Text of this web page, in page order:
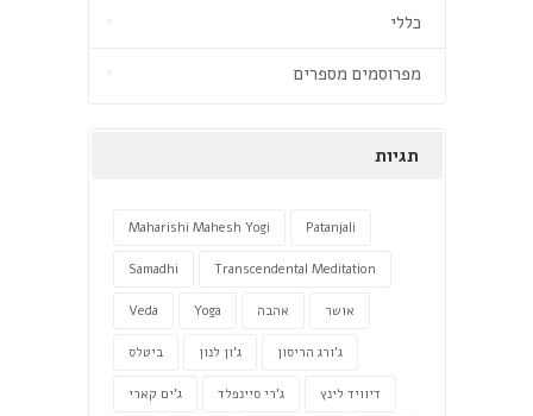
כללי
מפרוסמים מספרים
תגיות
Maharishi Mahesh Yogi Patanjali
Samadhi Transcendental Meditation
Veda Yoga אהבה אושר
ביטלס ג'ון לנון ג'ורג הריסון
ג'ים קארי ג'רי סיינפלד דיוויד לינץ